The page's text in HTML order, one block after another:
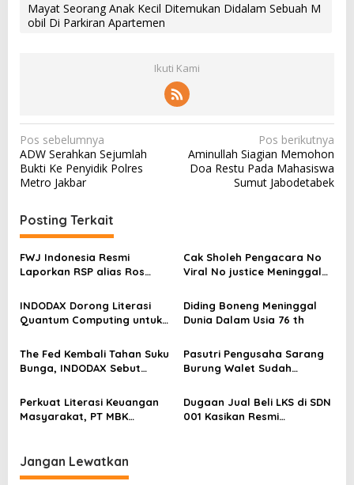
Mayat Seorang Anak Kecil Ditemukan Didalam Sebuah M
obil Di Parkiran Apartemen
Ikuti Kami
N
a
v
g
a
s
p
s
Pos sebelumnya
ADW Serahkan Sejumlah
Bukti Ke Penyidik Polres
Metro Jakbar
Pos berikutnya
Aminullah Siagian Memohon
Doa Restu Pada Mahasiswa
Sumut Jabodetabek
Posting Terkait
FWJ Indonesia Resmi
Laporkan RSP alias Ros
Cak Sholeh Pengacara No
Viral No justice Meninggal
INDODAX Dorong Literasi
Quantum Computing untuk
Blockchain
Diding Boneng Meninggal
Dunia Dalam Usia 76 th
The Fed Kembali Tahan Suku
Bunga, INDODAX Sebut
Sentimen Pasar
Pasutri Pengusaha Sarang
Burung Walet Sudah
Pelapor Desak Polda Jambi
Segera Lakukan Penahanan
Perkuat Literasi Keuangan
Masyarakat, PT MBK
Dugaan Jual Beli LKS di SDN
001 Kasikan Resmi
Jangan Lewatkan